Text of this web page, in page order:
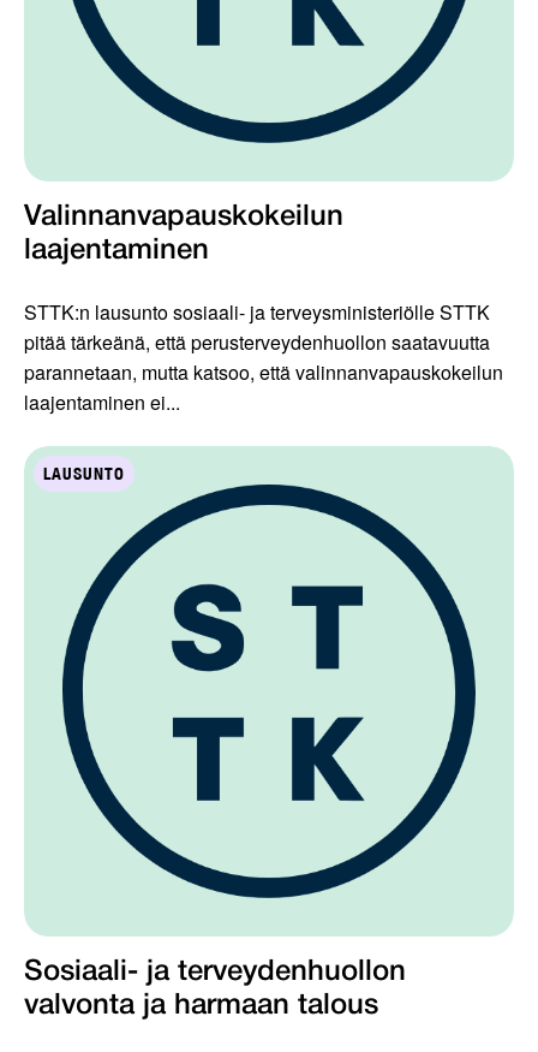
Valinnanvapauskokeilun
laajentaminen
STTK:n lausunto sosiaali- ja terveysministeriölle STTK
pitää tärkeänä, että perusterveydenhuollon saatavuutta
parannetaan, mutta katsoo, että valinnanvapauskokeilun
laajentaminen ei...
LAUSUNTO
Sosiaali- ja terveydenhuollon
valvonta ja harmaan talous